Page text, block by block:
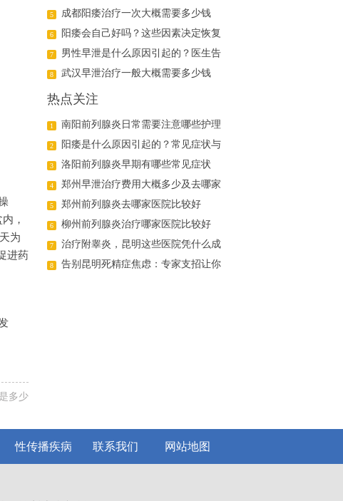
，
为
进药
多少
善
5 成都阳痿治疗一次大概需要多少钱
6
阳痿会自己好吗？这些因素决定恢复
可能
7
男性早泄是什么原因引起的？医生告
诉你真相
8 武汉早泄治疗一般大概需要多少钱
热点关注
1 南阳前列腺炎日常需要注意哪些护理
2
阳痿是什么原因引起的？常见症状与
治疗方法解析
3 洛阳前列腺炎早期有哪些常见症状
4
郑州早泄治疗费用大概多少及去哪家
医院好
5 郑州前列腺炎去哪家医院比较好
6 柳州前列腺炎治疗哪家医院比较好
7
治疗附睾炎，昆明这些医院凭什么成
为患者首选
8
告别昆明死精症焦虑：专家支招让你
性传播疾病 联系我们 网站地图